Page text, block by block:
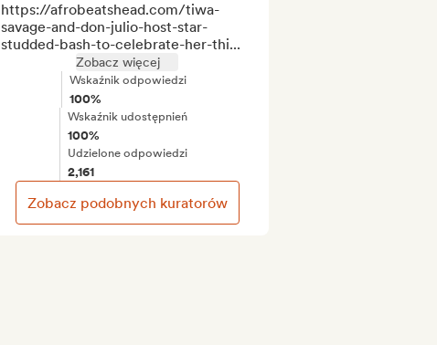
https://afrobeatshead.com/tiwa-
savage-and-don-julio-host-star-
studded-bash-to-celebrate-her-thi...
Zobacz więcej
Wskaźnik odpowiedzi
100%
Wskaźnik udostępnień
100%
Udzielone odpowiedzi
2,161
Zobacz podobnych kuratorów